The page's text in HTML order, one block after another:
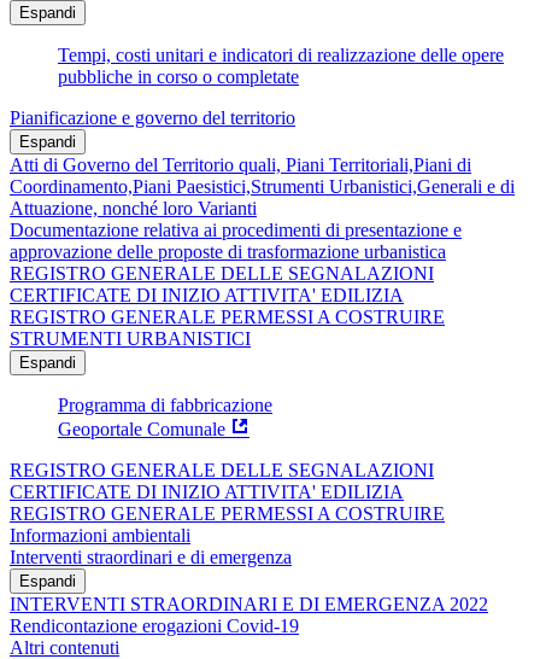
Espandi
Tempi, costi unitari e indicatori di realizzazione delle opere
pubbliche in corso o completate
Pianificazione e governo del territorio
Espandi
Atti di Governo del Territorio quali, Piani Territoriali,Piani di
Coordinamento,Piani Paesistici,Strumenti Urbanistici,Generali e di
Attuazione, nonché loro Varianti
Documentazione relativa ai procedimenti di presentazione e
approvazione delle proposte di trasformazione urbanistica
REGISTRO GENERALE DELLE SEGNALAZIONI
CERTIFICATE DI INIZIO ATTIVITA' EDILIZIA
REGISTRO GENERALE PERMESSI A COSTRUIRE
STRUMENTI URBANISTICI
Espandi
Programma di fabbricazione
Geoportale Comunale
REGISTRO GENERALE DELLE SEGNALAZIONI
CERTIFICATE DI INIZIO ATTIVITA' EDILIZIA
REGISTRO GENERALE PERMESSI A COSTRUIRE
Informazioni ambientali
Interventi straordinari e di emergenza
Espandi
INTERVENTI STRAORDINARI E DI EMERGENZA 2022
Rendicontazione erogazioni Covid-19
Altri contenuti